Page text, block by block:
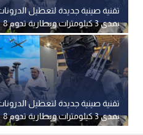
تقنية صينية جديدة لتعطيل
بمدى 3 كيلومترات وبطارية تدوم 8
ساعات
تقنية صينية جديدة لتعطيل
بمدى 3 كيلومترات وبطارية تدوم 8
ساعات